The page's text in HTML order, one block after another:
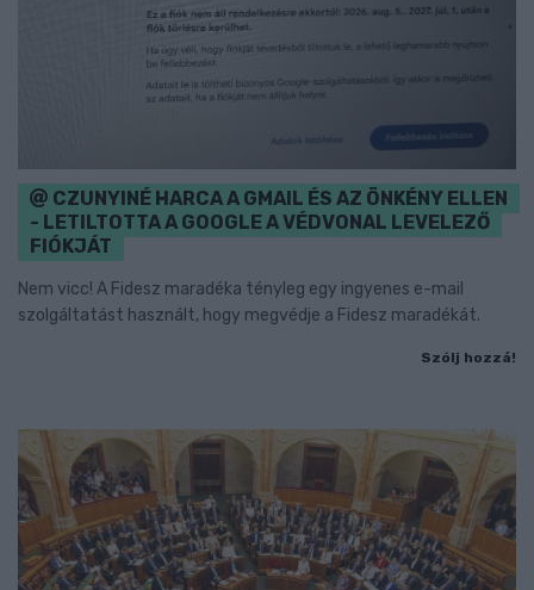
CZUNYINÉ HARCA A GMAIL ÉS AZ ÖNKÉNY ELLEN
- LETILTOTTA A GOOGLE A VÉDVONAL LEVELEZŐ
FIÓKJÁT
Nem vicc! A Fidesz maradéka tényleg egy ingyenes e-mail
szolgáltatást használt, hogy megvédje a Fidesz maradékát.
Szólj hozzá!